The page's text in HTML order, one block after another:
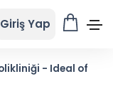
Giriş Yap
- Ideal of